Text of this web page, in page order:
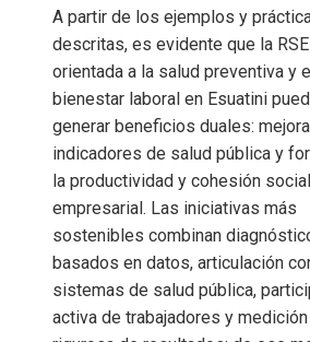
A partir de los ejemplos y
descritas, es evidente que la RSE
orientada a la salud preventiva y el
bienestar laboral en Esuatini
generar beneficios duales:
indicadores de salud pública y
la productividad y cohesión social
empresarial. Las iniciativas más
sostenibles combinan
basados en datos, articulación
sistemas de salud pública,
activa de trabajadores y medición